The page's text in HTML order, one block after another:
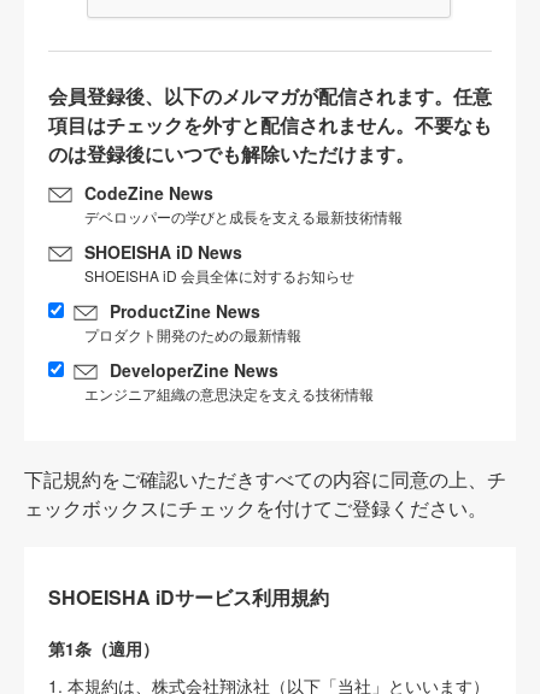
会員登録後、以下のメルマガが配信されます。任意
項目はチェックを外すと配信されません。不要なも
のは登録後にいつでも解除いただけます。
CodeZine News
デベロッパーの学びと成長を支える最新技術情報
SHOEISHA iD News
SHOEISHA iD 会員全体に対するお知らせ
ProductZine News
プロダクト開発のための最新情報
DeveloperZine News
エンジニア組織の意思決定を支える技術情報
下記規約をご確認いただきすべての内容に同意の上、チ
ェックボックスにチェックを付けてご登録ください。
SHOEISHA iDサービス利用規約
第1条（適用）
1. 本規約は、株式会社翔泳社（以下「当社」といいます）